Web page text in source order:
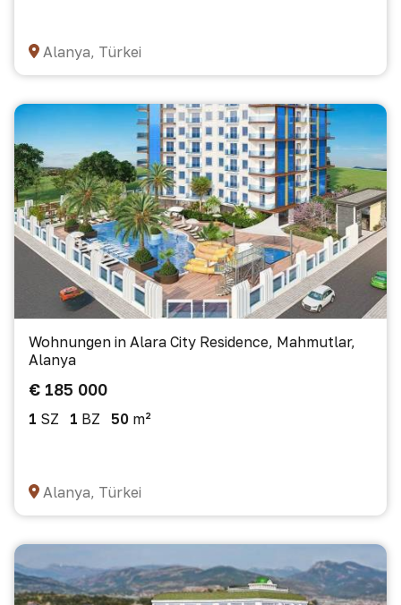
Alanya, Türkei
Wohnungen in Alara City Residence, Mahmutlar,
Alanya
€ 185 000
1 SZ 1 BZ 50 m²
Alanya, Türkei